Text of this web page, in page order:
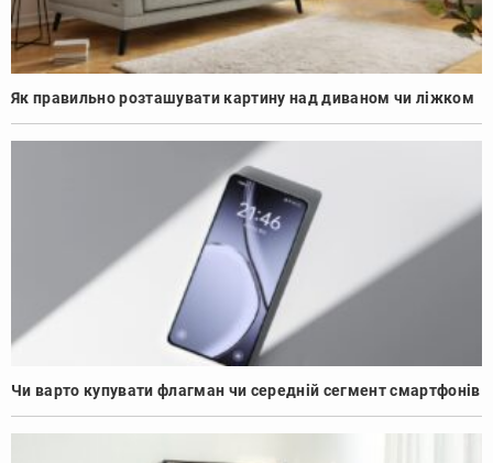
Як правильно розташувати картину над диваном чи ліжком
Чи варто купувати флагман чи середній сегмент смартфонів